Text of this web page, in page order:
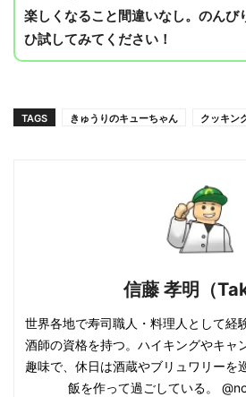
楽しくなること間違いなし。のんび
ひ試してみてください！
TAGS きゅうりのキューちゃん クッキン
信藤 孝明（
世界各地で寿司職人・料理人として経
酒師の資格を持つ。ハイキングやキャ
趣味で、休日は酒蔵やブリュワリーを
飯を作って過ごしている。